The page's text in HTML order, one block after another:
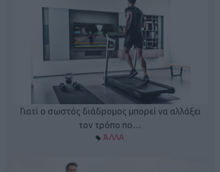
Γιατί ο σωστός διάδρομος μπορεί να αλλάξει
τον τρόπο πο…
ΆΛΛΑ